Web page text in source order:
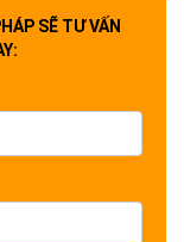
SẼ TƯ VẤN